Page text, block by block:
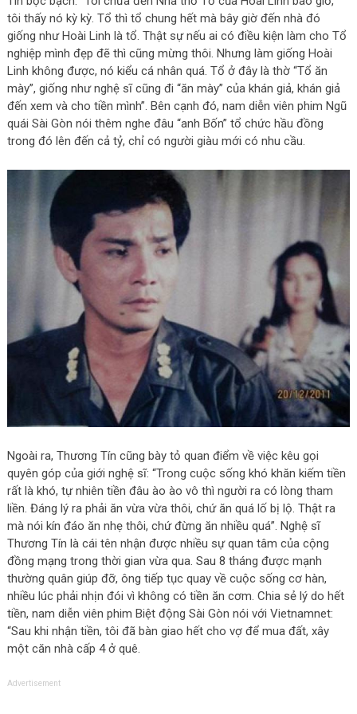
tôi thấy nó kỳ kỳ. Tổ thì tổ chung hết mà bây giờ đến nhà đó
giống như Hoài Linh là tổ. Thật sự nếu ai có điều kiện làm cho Tổ
nghiệp mình đẹp đẽ thì cũng mừng thôi. Nhưng làm giống Hoài
Linh không được, nó kiểu cá nhân quá. Tổ ở đây là thờ “Tổ ăn
mày”, giống như nghệ sĩ cũng đi “ăn mày” của khán giả, khán giả
đến xem và cho tiền mình”. Bên cạnh đó, nam diễn viên phim Ngũ
quái Sài Gòn nói thêm nghe đâu “anh Bốn” tổ chức hầu đồng
trong đó lên đến cả tỷ, chỉ có người giàu mới có nhu cầu.
Ngoài ra, Thương Tín cũng bày tỏ quan điểm về việc kêu gọi
quyên góp của giới nghệ sĩ: “Trong cuộc sống khó khăn kiếm tiền
rất là khó, tự nhiên tiền đâu ào ào vô thì người ra có lòng tham
liền. Đáng lý ra phải ăn vừa vừa thôi, chứ ăn quá lố bị lộ. Thật ra
mà nói kín đáo ăn nhẹ thôi, chứ đừng ăn nhiều quá”. Nghệ sĩ
Thương Tín là cái tên nhận được nhiều sự quan tâm của cộng
đồng mạng trong thời gian vừa qua. Sau 8 tháng được mạnh
thường quân giúp đỡ, ông tiếp tục quay về cuộc sống cơ hàn,
nhiều lúc phải nhịn đói vì không có tiền ăn cơm. Chia sẻ lý do hết
tiền, nam diễn viên phim Biệt động Sài Gòn nói với Vietnamnet:
“Sau khi nhận tiền, tôi đã bàn giao hết cho vợ để mua đất, xây
một căn nhà cấp 4 ở quê.
Advertisement